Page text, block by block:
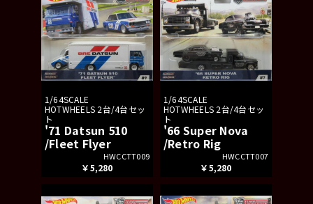
1/64SCALE
HOTWHEELS 2台/4台セッ
ト
'71 Datsun 510
/Fleet Flyer
HWCCTT009
￥5,280
1/64SCALE
HOTWHEELS 2台/4台セッ
ト
'66 Super Nova
/Retro Rig
HWCCTT007
￥5,280